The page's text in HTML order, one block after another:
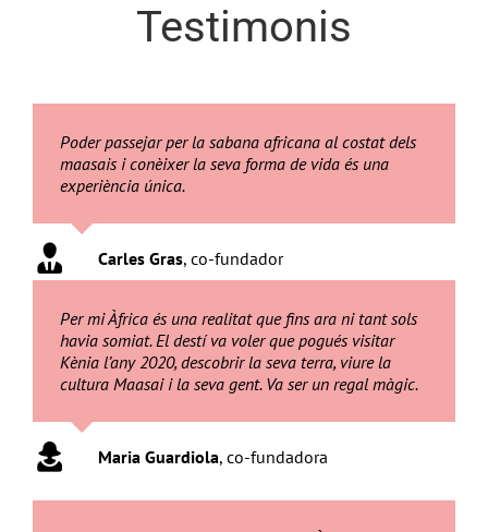
Testimonis
Poder passejar per la sabana africana al costat dels
maasais i conèixer la seva forma de vida és una
experiència única.
Carles Gras, co-fundador
Per mi Àfrica és una realitat que fins ara ni tant sols
havia somiat. El destí va voler que pogués visitar
Kènia l’any 2020, descobrir la seva terra, viure la
cultura Maasai i la seva gent. Va ser un regal màgic.
Maria Guardiola, co-fundadora